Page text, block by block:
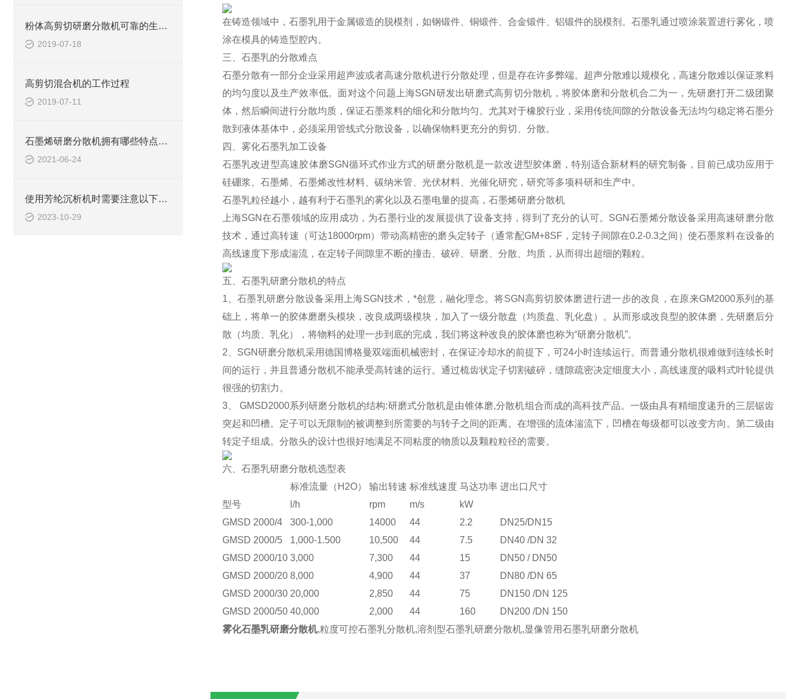
粉体高剪切研磨分散机可靠的生产和安装工艺
2019-07-18
高剪切混合机的工作过程
2019-07-11
石墨烯研磨分散机拥有哪些特点呢？
2021-06-24
使用芳纶沉析机时需要注意以下事项
2023-10-29
在铸造领域中，石墨乳用于金属锻造的脱模剂，如钢锻件、铜锻件、合金锻件、铝锻件的脱模剂。石墨乳通过喷涂装置进行雾化，喷
涂在模具的铸造型腔内。
三、石墨乳的分散难点
石墨分散有一部分企业采用超声波或者高速分散机进行分散处理，但是存在许多弊端。超声分散难以规模化，高速分散难以保证浆料
的均匀度以及生产效率低。面对这个问题上海SGN研发出研磨式高剪切分散机，将胶体磨和分散机合二为一，先研磨打开二级团聚
体，然后瞬间进行分散均质，保证石墨浆料的细化和分散均匀。尤其对于橡胶行业，采用传统间隙的分散设备无法均匀稳定将石墨分
散到液体基体中，必须采用管线式分散设备，以确保物料更充分的剪切、分散。
四、雾化石墨乳加工设备
石墨乳改进型高速胶体磨SGN循环式作业方式的研磨分散机是一款改进型胶体磨，特别适合新材料的研究制备，目前已成功应用于
硅硼浆、石墨烯、石墨烯改性材料、碳纳米管、光伏材料、光催化研究，研究等多项科研和生产中。
石墨乳粒径越小，越有利于石墨乳的雾化以及石墨电量的提高，石墨烯研磨分散机
上海SGN在石墨领域的应用成功，为石墨行业的发展提供了设备支持，得到了充分的认可。SGN石墨烯分散设备采用高速研磨分散
技术，通过高转速（可达18000rpm）带动高精密的磨头定转子（通常配GM+8SF，定转子间隙在0.2-0.3之间）使石墨浆料在设备的
高线速度下形成湍流，在定转子间隙里不断的撞击、破碎、研磨、分散、均质，从而得出超细的颗粒。
五、石墨乳研磨分散机的特点
1、石墨乳研磨分散设备采用上海SGN技术，*创意，融化理念。将SGN高剪切胶体磨进行进一步的改良，在原来GM2000系列的基
础上，将单一的胶体磨磨头模块，改良成两级模块，加入了一级分散盘（均质盘、乳化盘）。从而形成改良型的胶体磨，先研磨后分
散（均质、乳化），将物料的处理一步到底的完成，我们将这种改良的胶体磨也称为“研磨分散机”。
2、SGN研磨分散机采用德国博格曼双端面机械密封，在保证冷却水的前提下，可24小时连续运行。而普通分散机很难做到连续长时
间的运行，并且普通分散机不能承受高转速的运行。通过梳齿状定子切割破碎，缝隙疏密决定细度大小，高线速度的吸料式叶轮提供
很强的切割力。
3、 GMSD2000系列研磨分散机的结构:研磨式分散机是由锥体磨,分散机组合而成的高科技产品。一级由具有精细度递升的三层锯齿
突起和凹槽。定子可以无限制的被调整到所需要的与转子之间的距离。在增强的流体湍流下，凹槽在每级都可以改变方向。第二级由
转定子组成。分散头的设计也很好地满足不同粘度的物质以及颗粒粒径的需要。
六、石墨乳研磨分散机选型表
标准流量（H2O） 输出转速 标准线速度 马达功率 进出口尺寸
型号
l/h rpm m/s
kW
GMSD 2000/4
300-1,000 14000 44 2.2
DN25/DN15
GMSD 2000/5
1,000-1.500 10,500 44 7.5
DN40 /DN 32
GMSD 2000/10 3,000 7,300 44 15
DN50 / DN50
GMSD 2000/20 8,000 4,900 44 37
DN80 /DN 65
GMSD 2000/30 20,000 2,850 44 75
DN150 /DN 125
GMSD 2000/50 40,000 2,000 44 160
DN200 /DN 150
雾化石墨乳研磨分散机,粒度可控石墨乳分散机,溶剂型石墨乳研磨分散机,显像管用石墨乳研磨分散机